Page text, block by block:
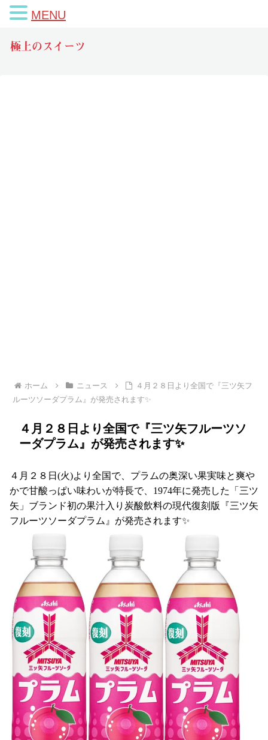
極上のスイーツ
ホーム ニュース
４月２８日より全国で『三ツ矢フ
ルーツソーダプラム』が発売されます✨
４月２８日より全国で『三ツ矢フルーツソ
ーダプラム』が発売されます✨
４月２８日(火)より全国で、プラムの奥深い果実味と爽や
かで甘酸っぱい味わいが特長で、1974年に発売した「三ツ
矢」ブランド初の果汁入り炭酸飲料の現代復刻版『三ツ矢
フルーツソーダプラム』が発売されます✨
MENU